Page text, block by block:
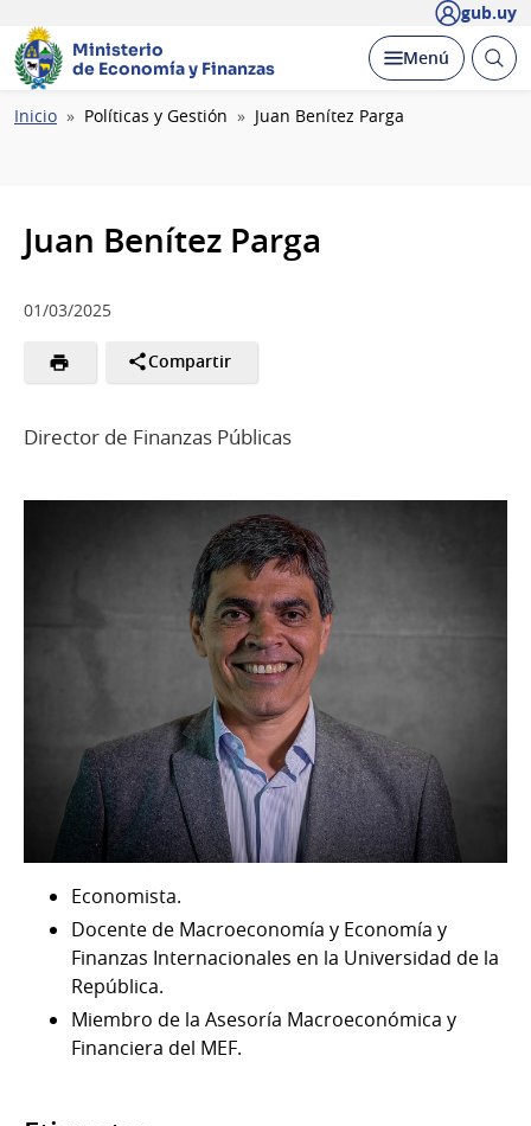
gub.uy
Ministerio
de Economía y Finanzas
Desplegar
Menú Abrir
Ruta
Inicio Políticas y Gestión Juan Benítez Parga
Juan Benítez Parga
01/03/2025
Compartir
Director de Finanzas Públicas
Economista.
Docente de Macroeconomía y Economía y
Finanzas Internacionales en la Universidad de la
República.
Miembro de la Asesoría Macroeconómica y
Financiera del MEF.